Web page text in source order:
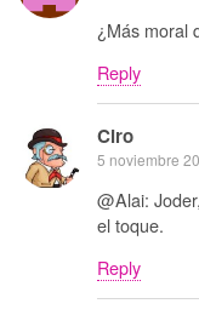
¿Más moral
Reply
Ciro
5 noviembre
@Alai:
el toque.
Reply